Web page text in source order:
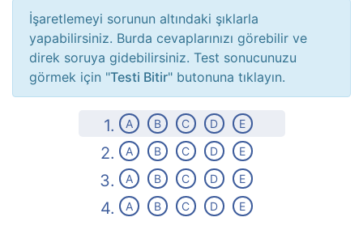
İşaretlemeyi sorunun altındaki şıklarla
yapabilirsiniz. Burda cevaplarınızı görebilir ve
direk soruya gidebilirsiniz. Test sonucunuzu
görmek için "Testi Bitir" butonuna tıklayın.
1. A B C D E
2. A B C D E
3. A B C D E
4. A B C D E